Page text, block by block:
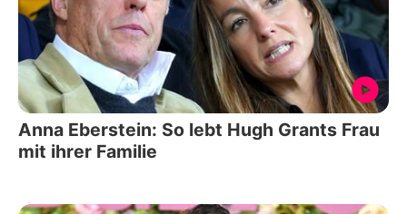
Anna Eberstein: So lebt Hugh Grants Frau
mit ihrer Familie